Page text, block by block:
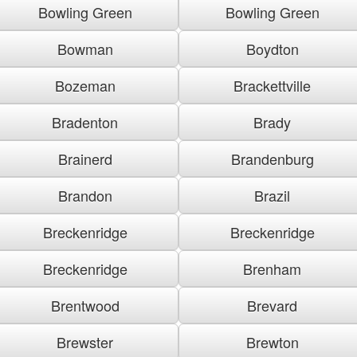
Bowling Green
Bowling Green
Bowman
Boydton
Bozeman
Brackettville
Bradenton
Brady
Brainerd
Brandenburg
Brandon
Brazil
Breckenridge
Breckenridge
Breckenridge
Brenham
Brentwood
Brevard
Brewster
Brewton